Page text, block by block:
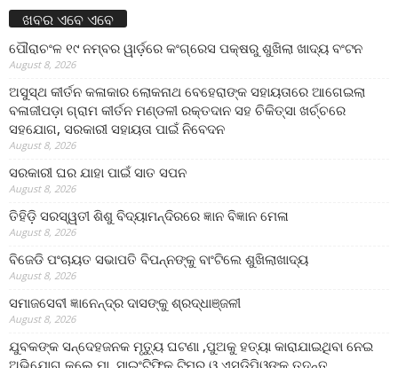
ଖବର ଏବେ ଏବେ
ପୌରାଚଂଳ ୧୯ ନମ୍ବର ୱାର୍ଡ଼ରେ କଂଗ୍ରେସ ପକ୍ଷରୁ ଶୁଖିଲା ଖାଦ୍ୟ ବଂଟନ
August 8, 2026
ଅସୁସ୍ଥ କୀର୍ତନ କଳାକାର ଲୋକନାଥ ବେହେରାଙ୍କ ସହାୟତାରେ ଆଗେଇଲା
ବଳାଜୀପଡ଼ା ଗ୍ରାମ କୀର୍ତନ ମଣ୍ଡଳୀ ରକ୍ତଦାନ ସହ ଚିକିତ୍ସା ଖର୍ଚ୍ଚରେ
ସହଯୋଗ, ସରକାରୀ ସହାୟତା ପାଇଁ ନିବେଦନ
August 8, 2026
ସରକାରୀ ଘର ଯାହା ପାଇଁ ସାତ ସପନ
August 8, 2026
ତିହିଡି଼ ସରସ୍ୱତୀ ଶିଶୁ ବିଦ୍ୟାମନ୍ଦିରରେ ଜ୍ଞାନ ବିଜ୍ଞାନ ମେଳା
August 8, 2026
ବିଜେଡି ପଂଚାୟତ ସଭାପତି ବିପନ୍ନଙ୍କୁ ବାଂଟିଲେ ଶୁଖିଲାଖାଦ୍ୟ
August 8, 2026
ସମାଜସେବୀ ଜ୍ଞାନେନ୍ଦ୍ର ଦାସଙ୍କୁ ଶ୍ରଦ୍ଧାଞ୍ଜଳୀ
August 8, 2026
ଯୁବକଙ୍କ ସନ୍ଦେହଜନକ ମୃତ୍ୟୁ ଘଟଣା ,ପୁଅକୁ ହତ୍ୟା କାରାଯାଇଥିବା ନେଇ